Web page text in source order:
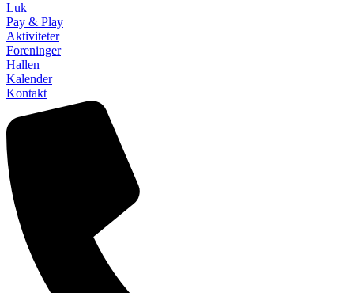
Luk
Pay & Play
Aktiviteter
Foreninger
Hallen
Kalender
Kontakt